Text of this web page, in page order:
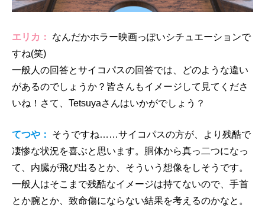
エリカ：
なんだかホラー映画っぽいシチュエーションで
すね(笑)
一般人の回答とサイコパスの回答では、どのような違い
があるのでしょうか？皆さんもイメージして見てくださ
いね！さて、Tetsuyaさんはいかがでしょう？
てつや：
そうですね……サイコパスの方が、より残酷で
凄惨な状況を喜ぶと思います。胴体から真っ二つになっ
て、内臓が飛び出るとか、そういう想像をしそうです。
一般人はそこまで残酷なイメージは持てないので、手首
とか腕とか、致命傷にならない結果を考えるのかなと。